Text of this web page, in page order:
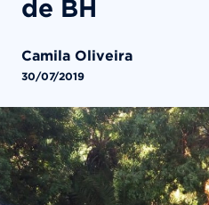
de BH
Camila Oliveira
30/07/2019